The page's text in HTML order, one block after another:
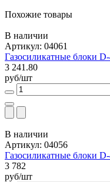
Похожие товары
В наличии
Артикул: 04061
Газосиликатные блоки
3 241.80
руб/шт
В наличии
Артикул: 04056
Газосиликатные блоки
3 782
руб/шт